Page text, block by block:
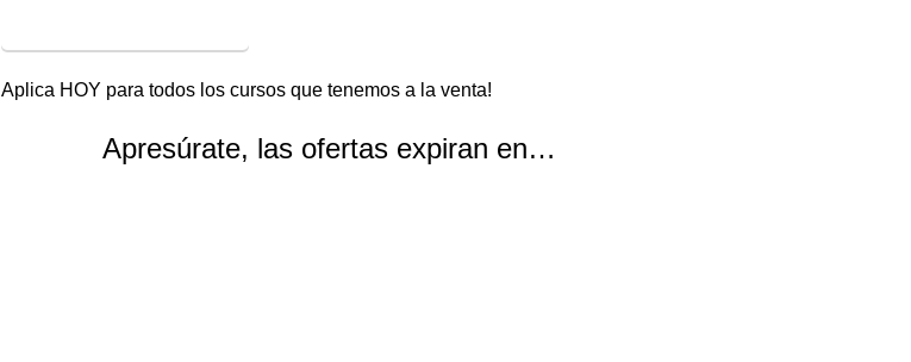
Aplica HOY para todos los cursos que tenemos a la venta!
Apresúrate, las ofertas expiran en…